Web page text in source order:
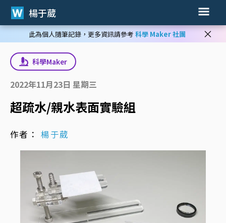
楊于葳
此為個人隨筆記錄，更多資訊請參考 科學 Maker 社團 ×
科學Maker
2022年11月23日 星期三
超疏水/親水表面實驗組
作者： 楊于葳